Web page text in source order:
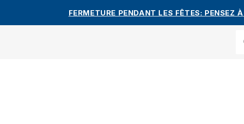
FERMETURE PENDANT LES FÊTES: PENSEZ